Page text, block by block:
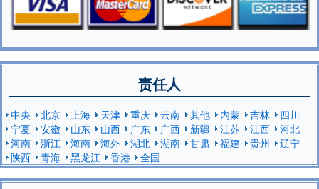
责任人
中央 北京 上海 天津 重庆 云南 其他 内蒙 吉林
四川
宁夏
安徽 山东 山西 广东 广西 新疆 江苏 江西
河北
河南
浙江 海南 海外 湖北 湖南 甘肃 福建 贵州
辽宁
陕西
青海 黑龙江 香港 全国